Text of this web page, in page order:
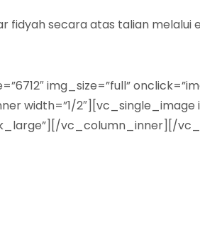
fidyah secara atas talian melalui
img_size=”full”
width=”1/2″][vc_single_image